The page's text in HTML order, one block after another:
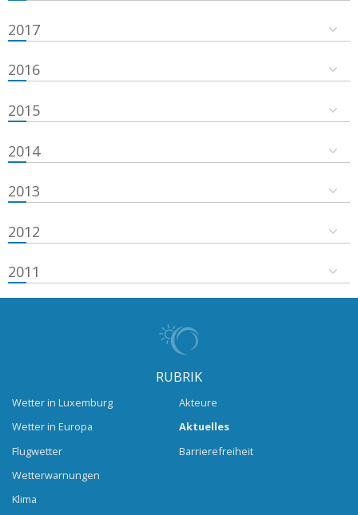
2017
2016
2015
2014
2013
2012
2011
RUBRIK
Wetter in Luxemburg
Wetter in Europa
Flugwetter
Wetterwarnungen
Klima
Akteure
Aktuelles
Barrierefreiheit